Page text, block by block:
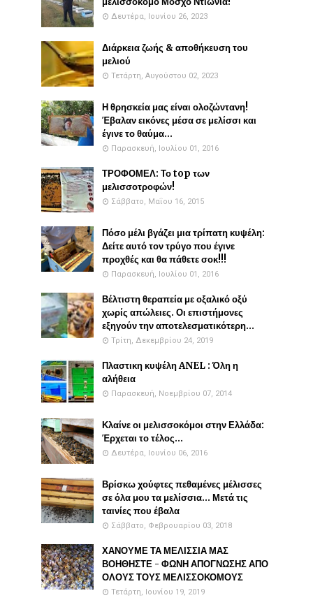
Δευτέρα, Ιουνίου 26, 2023
Διάρκεια ζωής & αποθήκευση του
μελιού
Τετάρτη, Αυγούστου 02, 2023
Η θρησκεία μας είναι ολοζώντανη!
Έβαλαν εικόνες μέσα σε μελίσσι και
έγινε το θαύμα...
Παρασκευή, Ιουλίου 01, 2016
ΤΡΟΦΟΜΕΛ: Το top των
μελισσοτροφών!
Σάββατο, Μαΐου 16, 2015
Πόσο μέλι βγάζει μια τρίπατη κυψέλη:
Δείτε αυτό τον τρύγο που έγινε
προχθές και θα πάθετε σοκ!!!
Παρασκευή, Ιουλίου 01, 2016
Βέλτιστη θεραπεία με οξαλικό οξύ
χωρίς απώλειες. Οι επιστήμονες
εξηγούν την αποτελεσματικότερη...
Τρίτη, Δεκεμβρίου 24, 2019
Πλαστικη κυψέλη ANEL : Όλη η
αλήθεια
Παρασκευή, Νοεμβρίου 07, 2014
Κλαίνε οι μελισσοκόμοι στην Ελλάδα:
Έρχεται το τέλος...
Δευτέρα, Ιουνίου 06, 2016
Βρίσκω χούφτες πεθαμένες μέλισσες
σε όλα μου τα μελίσσια... Μετά τις
ταινίες που έβαλα
Σάββατο, Φεβρουαρίου 03, 2018
ΧΑΝΟΥΜΕ ΤΑ ΜΕΛΙΣΣΙΑ ΜΑΣ
ΒΟΗΘΗΣΤΕ - ΦΩΝΗ ΑΠΟΓΝΩΣΗΣ ΑΠΟ
ΟΛΟΥΣ ΤΟΥΣ ΜΕΛΙΣΣΟΚΟΜΟΥΣ
Τετάρτη, Ιουνίου 19, 2019